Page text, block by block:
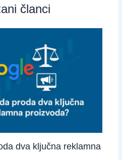
članci
dva ključna reklamna